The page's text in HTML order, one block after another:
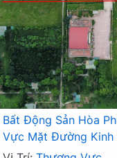
Bất Động Sản Hòa
Vực Mặt Đường Kinh
Các Cấp